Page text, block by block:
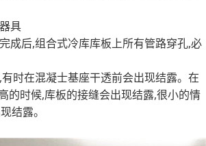
具
成后,组合式冷库库板上所有管路穿孔,必
时在混凝士基座干透前会出现结露。在
的时候,库板的接缝会出现结露,很小的情
结露。